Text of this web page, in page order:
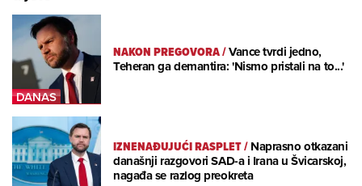
NAKON PREGOVORA/Vance tvrdi jedno,
Teheran ga demantira: 'Nismo pristali na to...'
IZNENAĐUJUĆI RASPLET/Naprasno otkazani
današnji razgovori SAD-a i Irana u Švicarskoj,
nagađa se razlog preokreta